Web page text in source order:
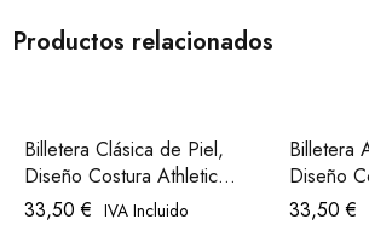
Productos relacionados
Billetera Clásica de Piel,
Diseño Costura Athletic
Club Bilbao
33,50€ IVA Incluido
Billetera
Diseño
Club
33,50€